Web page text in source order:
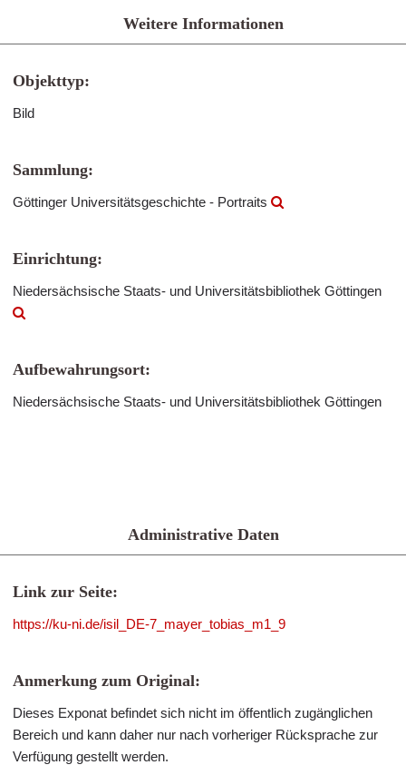
Weitere Informationen
Objekttyp:
Bild
Sammlung:
Göttinger Universitätsgeschichte - Portraits
Einrichtung:
Niedersächsische Staats- und Universitätsbibliothek Göttingen
Aufbewahrungsort:
Niedersächsische Staats- und Universitätsbibliothek Göttingen
Administrative Daten
Link zur Seite:
https://ku-ni.de/isil_DE-7_mayer_tobias_m1_9
Anmerkung zum Original:
Dieses Exponat befindet sich nicht im öffentlich zugänglichen
Bereich und kann daher nur nach vorheriger Rücksprache zur
Verfügung gestellt werden.